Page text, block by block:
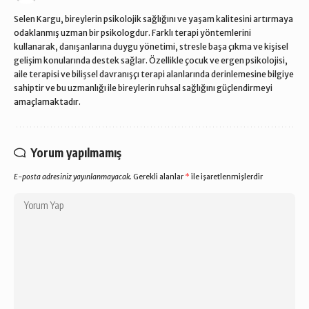
Selen Kargu, bireylerin psikolojik sağlığını ve yaşam kalitesini artırmaya
odaklanmış uzman bir psikologdur. Farklı terapi yöntemlerini
kullanarak, danışanlarına duygu yönetimi, stresle başa çıkma ve kişisel
gelişim konularında destek sağlar. Özellikle çocuk ve ergen psikolojisi,
aile terapisi ve bilişsel davranışçı terapi alanlarında derinlemesine bilgiye
sahiptir ve bu uzmanlığı ile bireylerin ruhsal sağlığını güçlendirmeyi
amaçlamaktadır.
Yorum yapılmamış
E-posta adresiniz yayınlanmayacak. Gerekli alanlar * ile işaretlenmişlerdir